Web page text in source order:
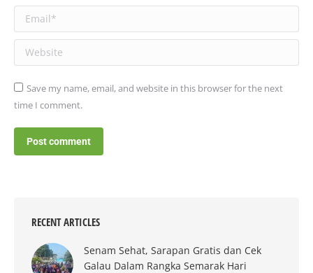
Email *
Website
Save my name, email, and website in this browser for the next
time I comment.
Post comment
RECENT ARTICLES
Senam Sehat, Sarapan Gratis dan Cek
Galau Dalam Rangka Semarak Hari